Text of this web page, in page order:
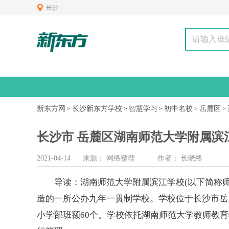
长沙
新东方网 > 长沙新东方学校 > 智慧学习 > 初中名校 > 岳麓区 >
长沙市 岳麓区湖南师范大学附属滨
2021-04-14 来源： 网络整理 作者： 长晓终
导读： 湖南师范大学附属滨江学校(以下简称
造的一所公办九年一贯制学校。学校位于长沙市
小学部班额60个。学校依托湖南师范大学教师教